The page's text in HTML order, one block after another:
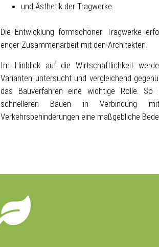
und Ästhetik der Tragwerke.
Die Entwicklung formschöner Tragwerke
enger Zusammenarbeit mit den Architekten.
Im Hinblick auf die Wirtschaftlichkeit
Varianten untersucht und vergleichend
das Bauverfahren eine wichtige Rolle.
schnelleren Bauen in Verbindung
Verkehrsbehinderungen eine maßgebliche